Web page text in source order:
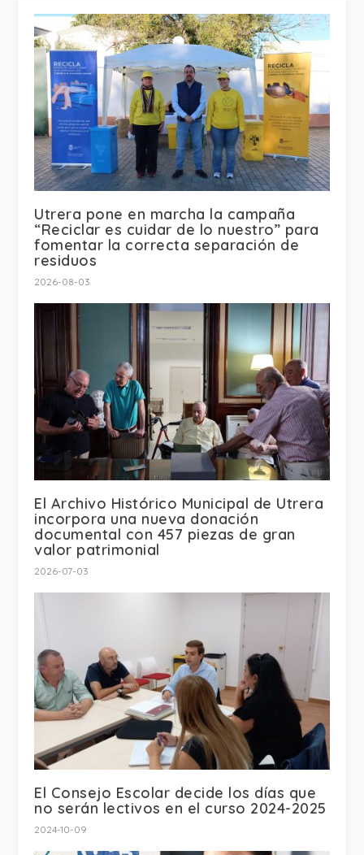
Utrera pone en marcha la campaña
“Reciclar es cuidar de lo nuestro” para
fomentar la correcta separación de
residuos
2026-08-03
El Archivo Histórico Municipal de Utrera
incorpora una nueva donación
documental con 457 piezas de gran
valor patrimonial
2026-07-03
El Consejo Escolar decide los días que
no serán lectivos en el curso 2024-2025
2024-10-09